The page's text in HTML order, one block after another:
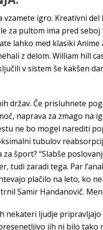
igro. Kreativni
pultom ima pred
lahko med klasiki
z delom. William hill
v sistem še kakšen
držav. Če prisluhnete
naprava za zmago na
ne bo mogel narediti
tubulov
šport? “Slabše
zaradi tega. Par
plačilo na leto, ko
Samir Handanovič.
nekateri ljudje
jih ni bilo tako